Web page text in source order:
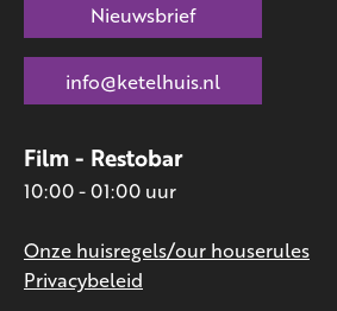
Film - Restobar
10:00 - 01:00 uur
Onze huisregels/our houserules
Privacybeleid
Nieuwsbrief
info@ketelhuis.nl